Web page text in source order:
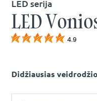
LED serija
LED
4.9
Didžiausias